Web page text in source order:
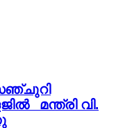
മന്ത്രി വി.